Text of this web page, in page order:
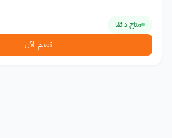
متاح دائمًا
تقدم الآن